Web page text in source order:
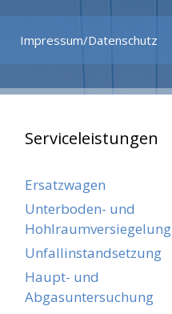
Impressum/Datenschutz
Serviceleistungen
Ersatzwagen
Unterboden- und
Hohlraumversiegelung
Unfallinstandsetzung
Haupt- und
Abgasuntersuchung